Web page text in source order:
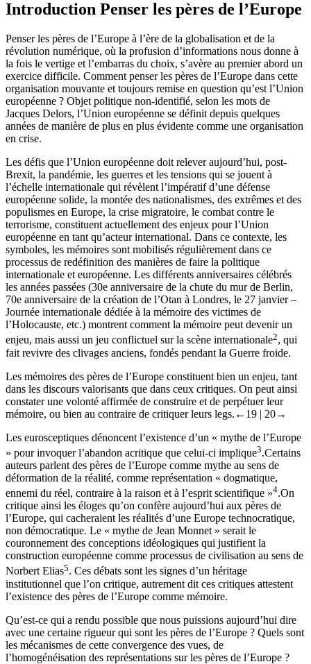
Introduction Penser les pères de l’Europe
Penser les pères de l’Europe à l’ère de la globalisation et de la
révolution numérique, où la profusion d’informations nous donne à
la fois le vertige et l’embarras du choix, s’avère au premier abord un
exercice difficile. Comment penser les pères de l’Europe dans cette
organisation mouvante et toujours remise en question qu’est l’Union
européenne ? Objet politique non-identifié, selon les mots de
Jacques Delors, l’Union européenne se définit depuis quelques
années de manière de plus en plus évidente comme une organisation
en crise.
Les défis que l’Union européenne doit relever aujourd’hui, post-
Brexit, la pandémie, les guerres et les tensions qui se jouent à
l’échelle internationale qui révèlent l’impératif d’une défense
européenne solide, la montée des nationalismes, des extrêmes et des
populismes en Europe, la crise migratoire, le combat contre le
terrorisme, constituent actuellement des enjeux pour l’Union
européenne en tant qu’acteur international. Dans ce contexte, les
symboles, les mémoires sont mobilisés régulièrement dans ce
processus de redéfinition des manières de faire la politique
internationale et européenne. Les différents anniversaires célébrés
les années passées (30e anniversaire de la chute du mur de Berlin,
70e anniversaire de la création de l’Otan à Londres, le 27 janvier –
Journée internationale dédiée à la mémoire des victimes de
l’Holocauste, etc.) montrent comment la mémoire peut devenir un
enjeu, mais aussi un jeu conflictuel sur la scène internationale2, qui
fait revivre des clivages anciens, fondés pendant la Guerre froide.
Les mémoires des pères de l’Europe constituent bien un enjeu, tant
dans les discours valorisants que dans ceux critiques. On peut ainsi
constater une volonté affirmée de construire et de perpétuer leur
mémoire, ou bien au contraire de critiquer leurs legs. ←19 | 20→
Les eurosceptiques dénoncent l’existence d’un « mythe de l’Europe
» pour invoquer l’abandon acritique que celui-ci implique3.Certains
auteurs parlent des pères de l’Europe comme mythe au sens de
déformation de la réalité, comme représentation « dogmatique,
ennemi du réel, contraire à la raison et à l’esprit scientifique »4.On
critique ainsi les éloges qu’on confère aujourd’hui aux pères de
l’Europe, qui cacheraient les réalités d’une Europe technocratique,
non démocratique. Le « mythe de Jean Monnet » serait le
couronnement des conceptions idéologiques qui justifient la
construction européenne comme processus de civilisation au sens de
Norbert Elias5. Ces débats sont les signes d’un héritage
institutionnel que l’on critique, autrement dit ces critiques attestent
l’existence des pères de l’Europe comme mémoire.
Qu’est-ce qui a rendu possible que nous puissions aujourd’hui dire
avec une certaine rigueur qui sont les pères de l’Europe ? Quels sont
les mécanismes de cette convergence des vues, de
l’homogénéisation des représentations sur les pères de l’Europe ?